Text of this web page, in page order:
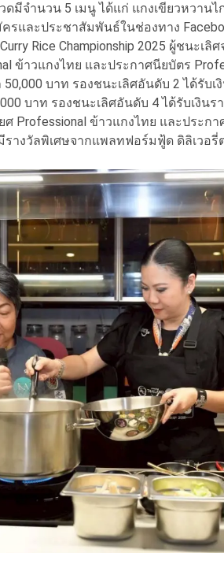
จำนวน 5 เมนู ได้แก่ แกงเขียวหวานไ
รและประชาสัมพันธ์ในช่องทาง
Rice Championship 2025 ผู้ชนะเลิ
ข้าวแกงไทย และประกาศนียบัตร
บาท รองชนะเลิศอันดับ 2 ได้รับเ
บาท รองชนะเลิศอันดับ 4 ได้รับเงินร
ศ Professional ข้าวแกงไทย และประก
างวัลพิเศษจากแพลทฟอร์มฟู้ด ดิลิเวอรี่